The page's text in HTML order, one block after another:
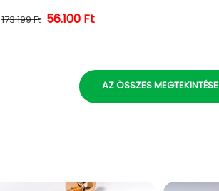
Normál ár
173.199 Ft Kedvezményes ár
56.100 Ft
AZ ÖSSZES MEGTEKINTÉSE